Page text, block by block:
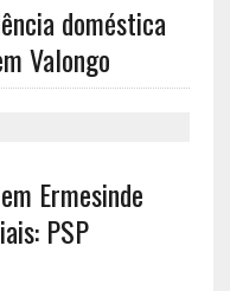
doméstica
Valongo
Ermesinde
PSP